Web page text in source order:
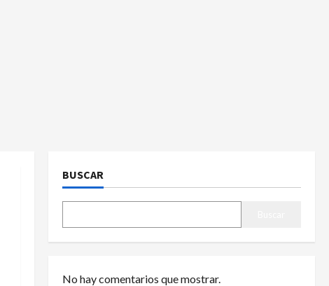
BUSCAR
No hay comentarios que mostrar.